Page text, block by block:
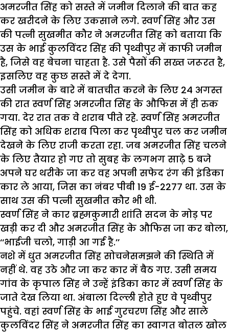
अमरजीत सिंह को सस्ते में जमीन दिलाने की बात कह
कर खरीदने के लिए उकसाने लगे. स्वर्ण सिंह और उस
की पत्नी सुखमीत कौर ने अमरजीत सिंह को बताया कि
उस के भाई कुलविंदर सिंह की पृथ्वीपुर में काफी जमीन
है, जिसे वह बेचना चाहता है. उसे पैसों की सख्त जरूरत है,
इसलिए वह कुछ सस्ते में दे देगा.
उसी जमीन के बारे में बातचीत करने के लिए 24 अगस्त
की रात स्वर्ण सिंह अमरजीत सिंह के औफिस में ही रुक
गया. देर रात तक वे शराब पीते रहे. स्वर्ण सिंह अमरजीत
सिंह को अधिक शराब पिला कर पृथ्वीपुर चल कर जमीन
देखने के लिए राजी करता रहा. जब अमरजीत सिंह चलने
के लिए तैयार हो गए तो सुबह के लगभग साढ़े 5 बजे
अपने घर थरीके जा कर वह अपनी सफेद रंग की इंडिका
कार ले आया, जिस का नंबर पीबी 19 ई-2277 था. उस के
साथ उस की पत्नी सुखमीत कौर भी थी.
स्वर्ण सिंह ने कार ब्रह्मकुमारी शांति सदन के मोड़ पर
खड़ी कर दी और अमरजीत सिंह के औफिस जा कर बोला,
‘‘भाईजी चलो, गाड़ी आ गई है.’’
नशे में धुत अमरजीत सिंह सोचनेसमझने की स्थिति में
नहीं थे. वह उठे और जा कर कार में बैठ गए. उसी समय
गांव के कृपाल सिंह ने उन्हें इंडिका कार में स्वर्ण सिंह के
जाते देख लिया था. अंबाला दिल्ली होते हुए वे पृथ्वीपुर
पहुंचे. वहां स्वर्ण सिंह के भाई गुरचरण सिंह और साले
कुलविंदर सिंह ने अमरजीत सिंह का स्वागत बोतल खोल